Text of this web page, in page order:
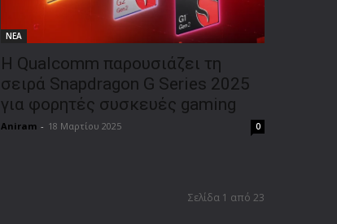
ΝΕΑ
Η Qualcomm παρουσιάζει τη
σειρά Snapdragon G Series 2025
για φορητές συσκευές gaming
Aniram - 18 Μαρτίου 2025 0
Σελίδα 1 από 23